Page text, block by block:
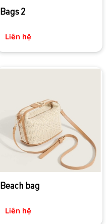
Bags 2
Liên hệ
Beach bag
Liên hệ